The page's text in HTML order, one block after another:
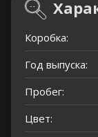
Коробка:
Год выпуска:
Пробег:
Цвет: